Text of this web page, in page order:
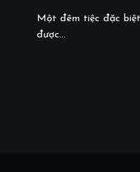
Một đêm tiệc đặc
được...